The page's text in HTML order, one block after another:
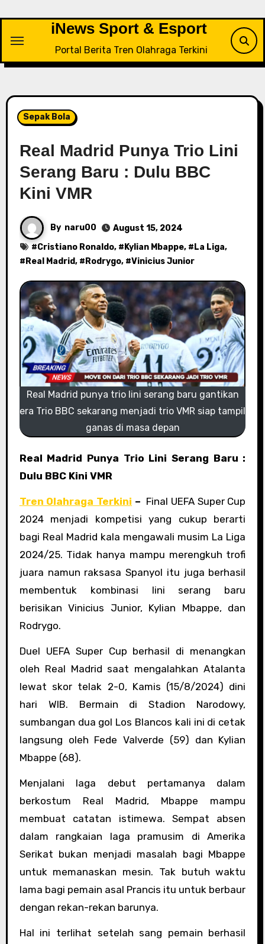
content
iNews Sport & Esport
Portal Berita Tren Olahraga Terkini
Sepak Bola
Real Madrid Punya Trio Lini
Serang Baru : Dulu BBC
Kini VMR
By naru00
August 15, 2024
#Cristiano Ronaldo, # Kylian Mbappe, # La Liga,
# Real Madrid, # Rodrygo, #Vinicius Junior
Real Madrid punya trio lini serang baru gantikan
era Trio BBC sekarang menjadi trio VMR siap tampil
ganas di masa depan
Real Madrid Punya Trio Lini Serang Baru :
Dulu BBC Kini VMR
Tren Olahraga Terkini – Final UEFA Super Cup
2024 menjadi kompetisi yang cukup berarti
bagi Real Madrid kala mengawali musim La Liga
2024/25. Tidak hanya mampu merengkuh trofi
juara namun raksasa Spanyol itu juga berhasil
membentuk kombinasi lini serang baru
berisikan Vinicius Junior, Kylian Mbappe, dan
Rodrygo.
Duel UEFA Super Cup berhasil di menangkan
oleh Real Madrid saat mengalahkan Atalanta
lewat skor telak 2-0, Kamis (15/8/2024) dini
hari WIB. Bermain di Stadion Narodowy,
sumbangan dua gol Los Blancos kali ini di cetak
langsung oleh Fede Valverde (59) dan Kylian
Mbappe (68).
Menjalani laga debut pertamanya dalam
berkostum Real Madrid, Mbappe mampu
membuat catatan istimewa. Sempat absen
dalam rangkaian laga pramusim di Amerika
Serikat bukan menjadi masalah bagi Mbappe
untuk memanaskan mesin. Tak butuh waktu
lama bagi pemain asal Prancis itu untuk berbaur
dengan rekan-rekan barunya.
Hal ini terlihat setelah sang pemain berhasil